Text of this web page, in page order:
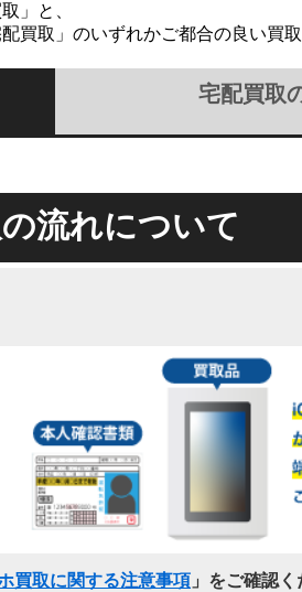
」と、
買取」のいずれかご都合の良い買
宅配買取
流れについて
買取に関する注意事項 」をご確認